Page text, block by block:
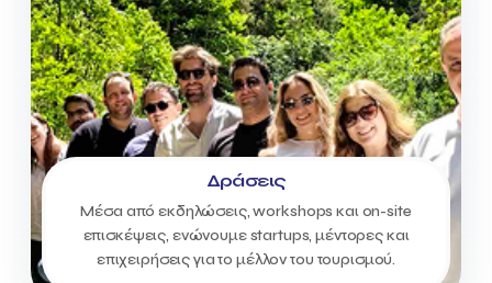
Δράσεις
Μέσα από εκδηλώσεις, workshops και on-site
επισκέψεις, ενώνουμε startups, μέντορες και
επιχειρήσεις για το μέλλον του τουρισμού.